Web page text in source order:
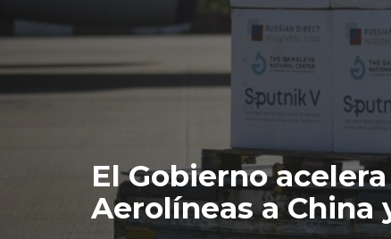
El Gobierno
Aerolíneas a China